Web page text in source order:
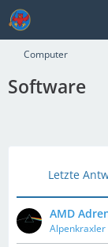
Computer
Software
Letzte
AMD
Alpenkraxler